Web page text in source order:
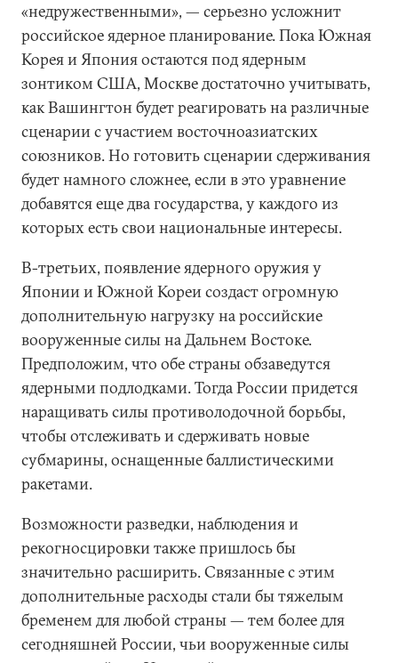
«недружественными», — серьезно усложнит
российское ядерное планирование. Пока Южная
Корея и Япония остаются под ядерным
зонтиком США, Москве достаточно учитывать,
как Вашингтон будет реагировать на различные
сценарии с участием восточноазиатских
союзников. Но готовить сценарии сдерживания
будет намного сложнее, если в это уравнение
добавятся еще два государства, у каждого из
которых есть свои национальные интересы.
В-третьих, появление ядерного оружия у
Японии и Южной Кореи создаст огромную
дополнительную нагрузку на российские
вооруженные силы на Дальнем Востоке.
Предположим, что обе страны обзаведутся
ядерными подлодками. Тогда России придется
наращивать силы противолодочной борьбы,
чтобы отслеживать и сдерживать новые
субмарины, оснащенные баллистическими
ракетами.
Возможности разведки, наблюдения и
рекогносцировки также пришлось бы
значительно расширить. Связанные с этим
дополнительные расходы стали бы тяжелым
бременем для любой страны — тем более для
сегодняшней России, чьи вооруженные силы